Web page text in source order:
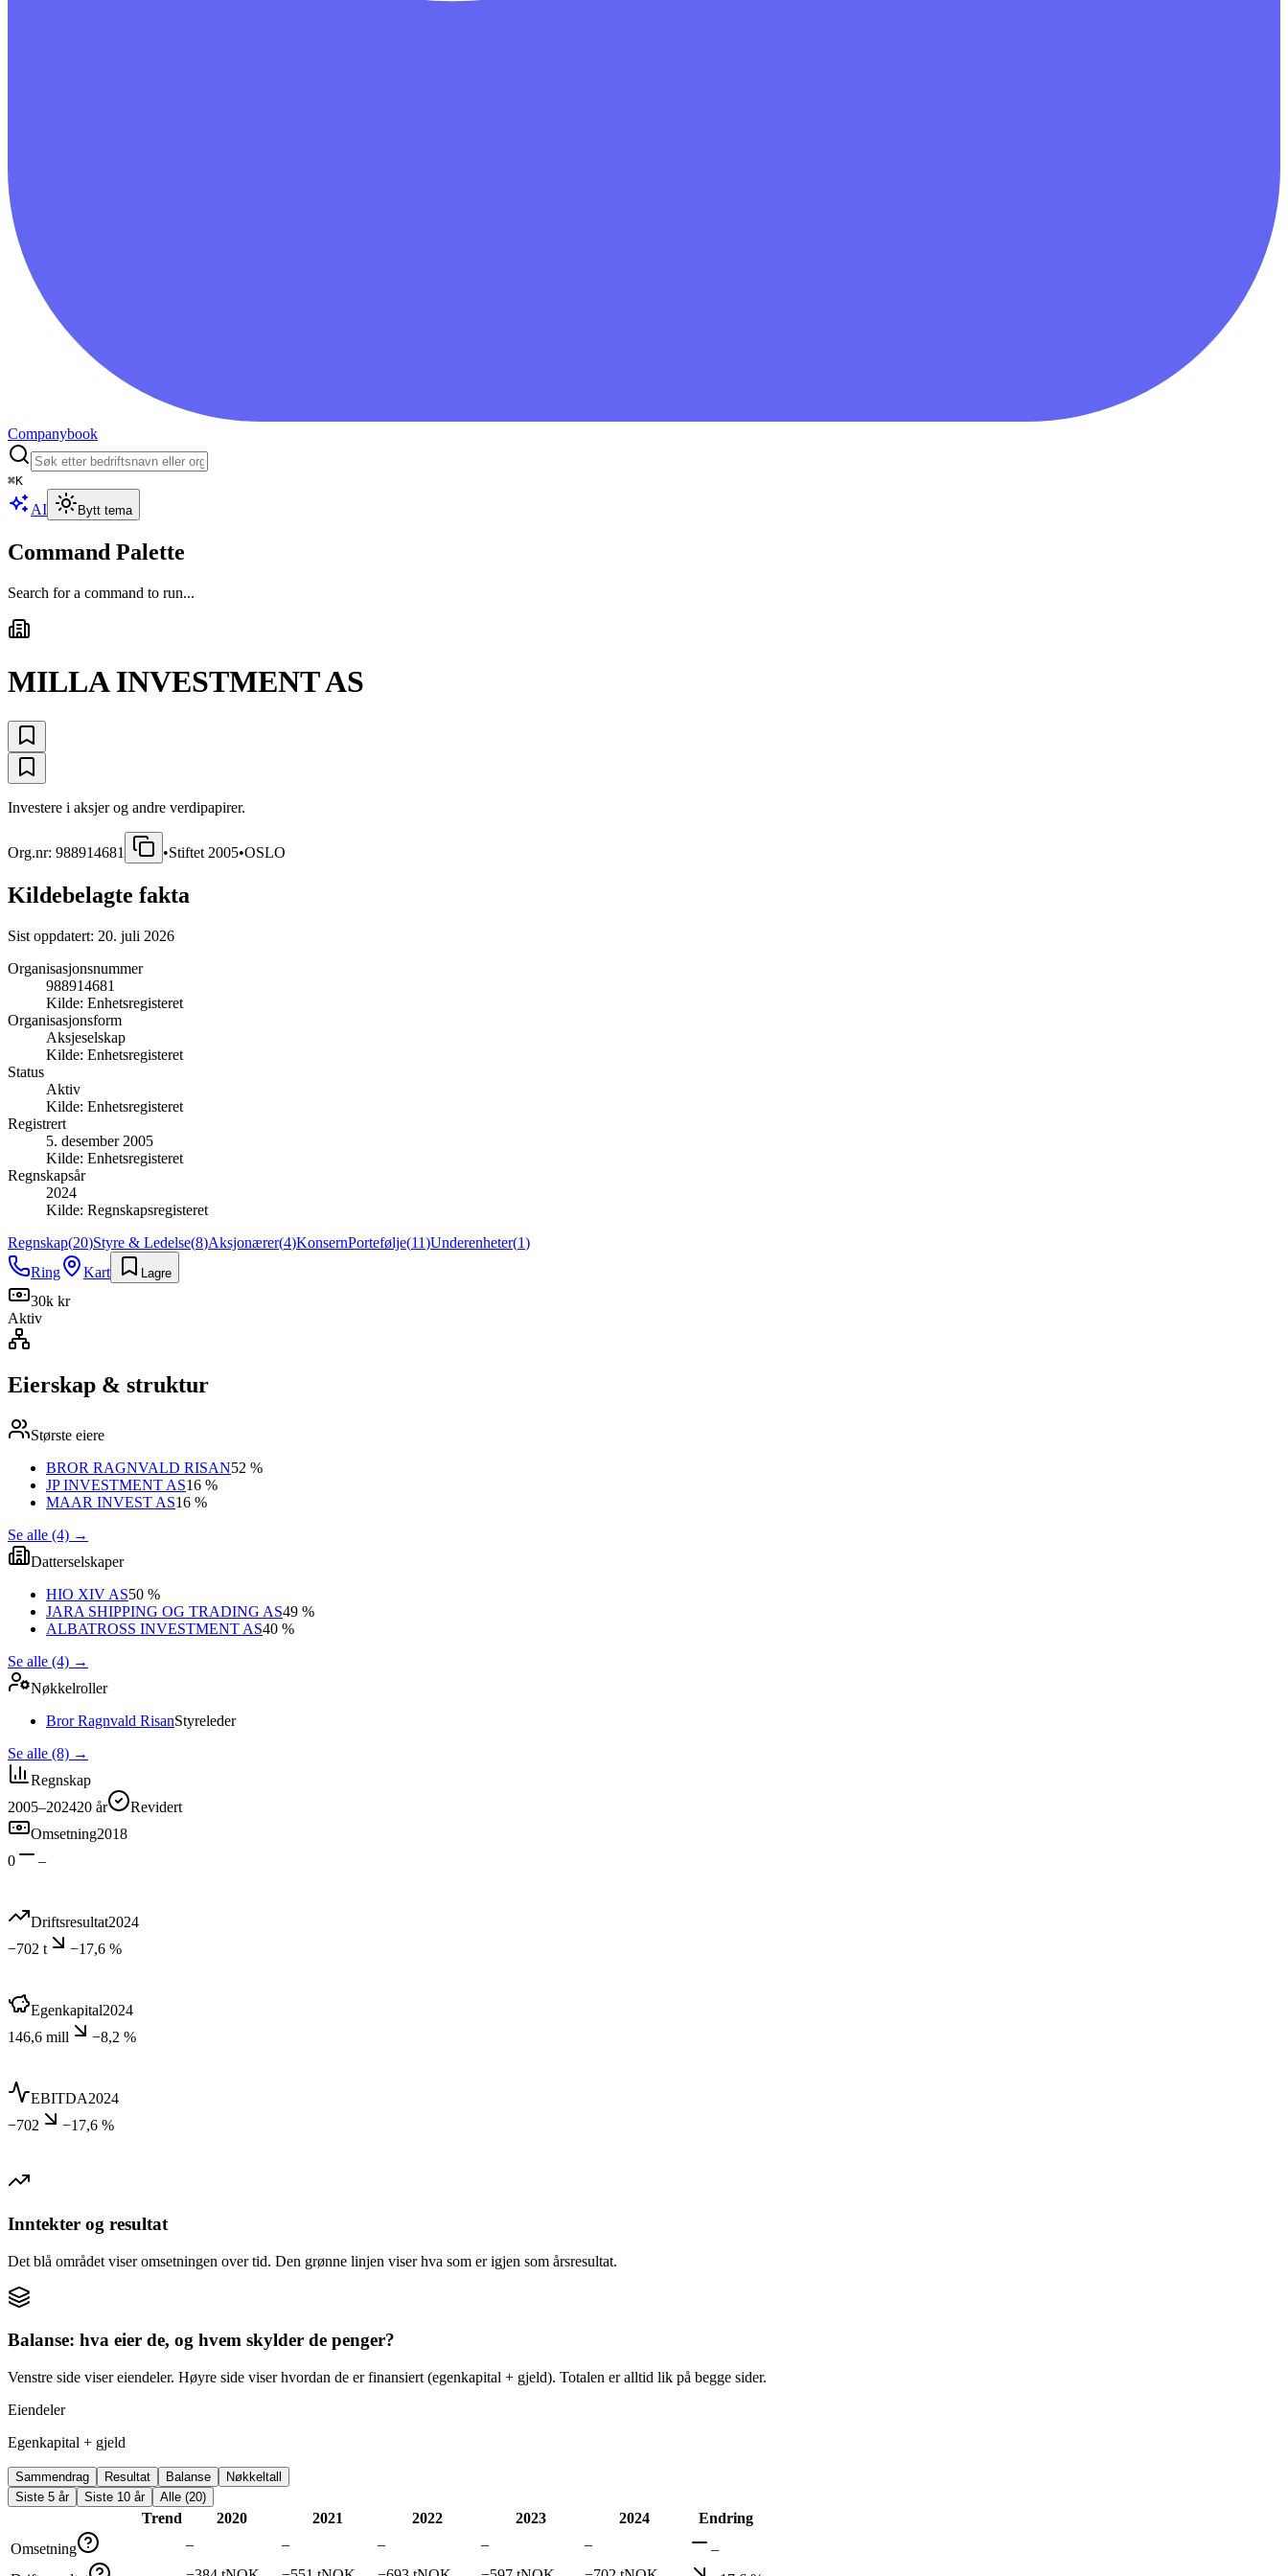
Companybook
⌘K
AI Bytt tema
Command Palette
Search for a command to run...
MILLA INVESTMENT AS
Investere i aksjer og andre verdipapirer.
Org.nr: 988914681 •Stiftet 2005•OSLO
Kildebelagte fakta
Sist oppdatert: 20. juli 2026
Organisasjonsnummer
988914681
Kilde: Enhetsregisteret
Organisasjonsform
Aksjeselskap
Kilde: Enhetsregisteret
Status
Aktiv
Kilde: Enhetsregisteret
Registrert
5. desember 2005
Kilde: Enhetsregisteret
Regnskapsår
2024
Kilde: Regnskapsregisteret
Regnskap(20)Styre & Ledelse(8)Aksjonærer(4)KonsernPortefølje(11)Underenheter(1)
Ring
Kart Lagre
30k kr
Aktiv
Eierskap & struktur
Største eiere
BROR RAGNVALD RISAN52 %
JP INVESTMENT AS16 %
MAAR INVEST AS16 %
Se alle (4) →
Datterselskaper
HIO XIV AS50 %
JARA SHIPPING OG TRADING AS49 %
ALBATROSS INVESTMENT AS40 %
Se alle (4) →
Nøkkelroller
Bror Ragnvald RisanStyreleder
Se alle (8) →
Regnskap
2005–202420 år
Revidert
Omsetning2018
0
–
Driftsresultat2024
−702 t
−17,6 %
Egenkapital2024
146,6 mill
−8,2 %
EBITDA2024
−702
−17,6 %
Inntekter og resultat
Det blå området viser omsetningen over tid. Den grønne linjen viser hva som er igjen som årsresultat.
Balanse: hva eier de, og hvem skylder de penger?
Venstre side viser eiendeler. Høyre side viser hvordan de er finansiert (egenkapital + gjeld). Totalen er alltid lik på begge sider.
Eiendeler
Egenkapital + gjeld
Sammendrag Resultat Balanse
Nøkkeltall
Siste 5 år
Siste 10 år Alle (20)
Trend 2020 2021 2022 2023 2024
Endring
Omsetning
– – – – –
–